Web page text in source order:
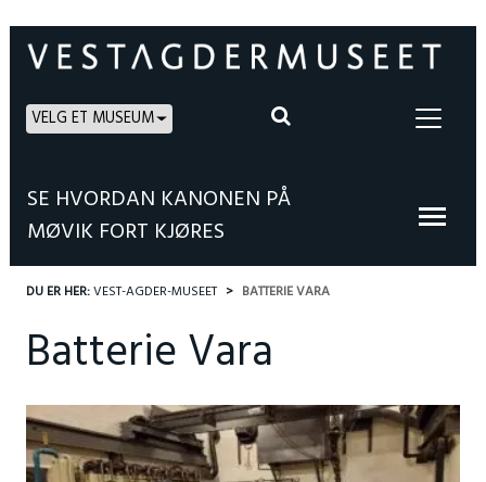
VELG ET MUSEUM
SE HVORDAN KANONEN PÅ
MØVIK FORT KJØRES
DU ER HER:VEST-AGDER-MUSEET BATTERIE VARA
Batterie Vara